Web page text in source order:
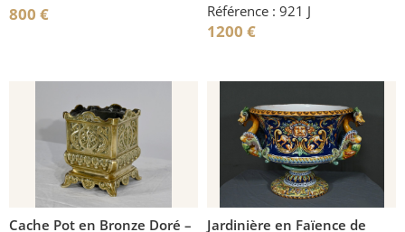
800 €
Référence : 921 J
1200 €
Cache Pot en Bronze Doré –
Jardinière en Faïence de